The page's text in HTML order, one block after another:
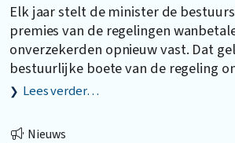
Elk jaar stelt de minister de
premies van de regelingen
onverzekerden opnieuw vast. Dat
bestuurlijke boete van de regeling
Lees verder…
Nieuws